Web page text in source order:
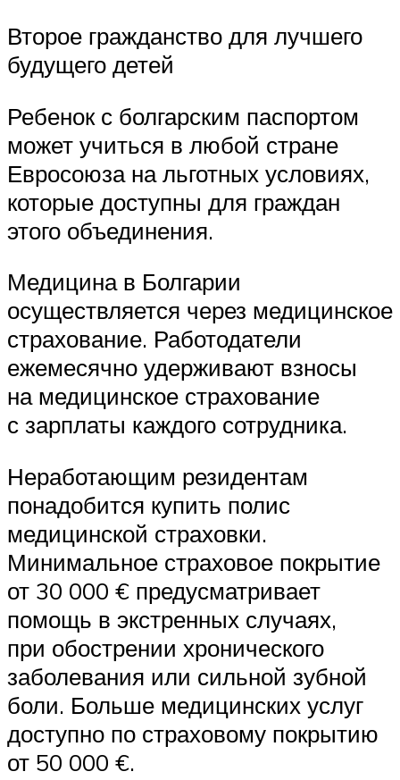
Второе гражданство для лучшего
будущего детей
Ребенок с болгарским паспортом
может учиться в любой стране
Евросоюза на льготных условиях,
которые доступны для граждан
этого объединения.
Медицина в Болгарии
осуществляется через медицинское
страхование. Работодатели
ежемесячно удерживают взносы
на медицинское страхование
с зарплаты каждого сотрудника.
Неработающим резидентам
понадобится купить полис
медицинской страховки.
Минимальное страховое покрытие
от 30 000 € предусматривает
помощь в экстренных случаях,
при обострении хронического
заболевания или сильной зубной
боли. Больше медицинских услуг
доступно по страховому покрытию
от 50 000 €.